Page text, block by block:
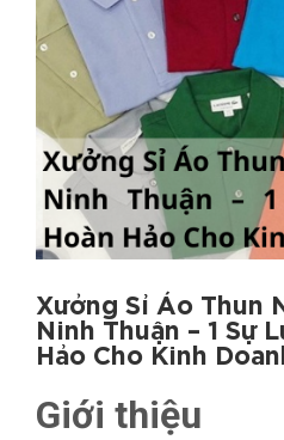
Xưởng Sỉ Áo Thun
Ninh Thuận – 1 Sự
Hảo Cho Kinh
Giới thiệu